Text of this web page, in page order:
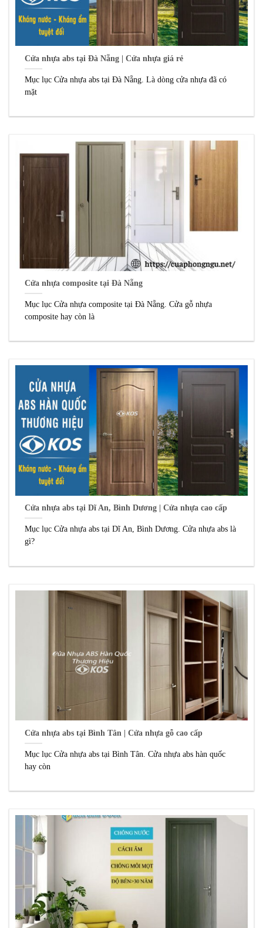
Cửa nhựa abs tại Đà Nẵng | Cửa nhựa giá rẻ
Mục lục Cửa nhựa abs tại Đà Nẵng. Là dòng cửa nhựa đã có
mặt
Cửa nhựa composite tại Đà Nẵng
Mục lục Cửa nhựa composite tại Đà Nẵng. Cửa gỗ nhựa
composite hay còn là
Cửa nhựa abs tại Dĩ An, Bình Dương | Cửa nhựa cao cấp
Mục lục Cửa nhựa abs tại Dĩ An, Bình Dương. Cửa nhựa abs là
gì?
Cửa nhựa abs tại Bình Tân | Cửa nhựa gỗ cao cấp
Mục lục Cửa nhựa abs tại Bình Tân. Cửa nhựa abs hàn quốc
hay còn